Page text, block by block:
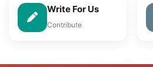
Write For Us
Contribute